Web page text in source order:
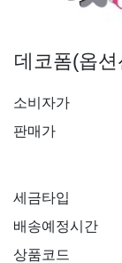
데코폼(옵션
소비자가
판매가
세금타입
배송예정시간
상품코드